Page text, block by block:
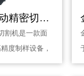
金相 JMQ-100C自动精密切割机
割机是一款面
度制样设备，